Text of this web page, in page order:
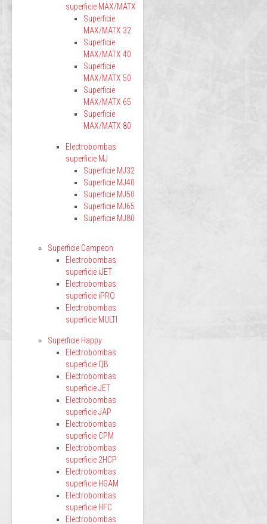
superficie MAX/MATX
Superficie
MAX/MATX 32
Superficie
MAX/MATX 40
Superficie
MAX/MATX 50
Superficie
MAX/MATX 65
Superficie
MAX/MATX 80
Electrobombas
superficie MJ
Superficie MJ32
Superficie MJ40
Superficie MJ50
Superficie MJ65
Superficie MJ80
Superficie Campeon
Electrobombas
superficie iJET
Electrobombas
superficie iPRO
Electrobombas
superficie MULTI
Superficie Happy
Electrobombas
superficie QB
Electrobombas
superficie JET
Electrobombas
superficie JAP
Electrobombas
superficie CPM
Electrobombas
superficie 2HCP
Electrobombas
superficie HGAM
Electrobombas
superficie HFC
Electrobombas